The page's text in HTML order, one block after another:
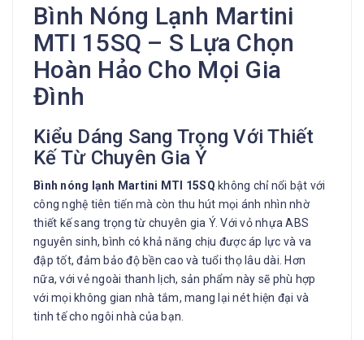
Bình Nóng Lạnh Martini
MTI 15SQ – S Lựa Chọn
Hoàn Hảo Cho Mọi Gia
Đình
Kiểu Dáng Sang Trọng Với Thiết
Kế Từ Chuyên Gia Ý
Bình nóng lạnh Martini MTI 15SQ không chỉ nổi bật với
công nghệ tiên tiến mà còn thu hút mọi ánh nhìn nhờ
thiết kế sang trọng từ chuyên gia Ý. Với vỏ nhựa ABS
nguyên sinh, bình có khả năng chịu được áp lực và va
đập tốt, đảm bảo độ bền cao và tuổi thọ lâu dài. Hơn
nữa, với vẻ ngoài thanh lịch, sản phẩm này sẽ phù hợp
với mọi không gian nhà tắm, mang lại nét hiện đại và
tinh tế cho ngôi nhà của bạn.